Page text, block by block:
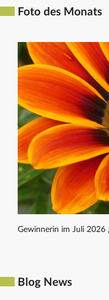
Foto des Monats
Gewinnerin im Juli 2026
Blog News